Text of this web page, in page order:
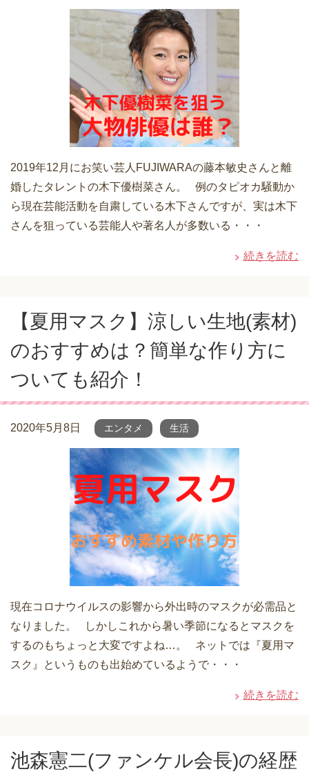
2019年12月にお笑い芸人FUJIWARAの藤本敏史さんと離
婚したタレントの木下優樹菜さん。 例のタピオカ騒動か
ら現在芸能活動を自粛している木下さんですが、実は木下
さんを狙っている芸能人や著名人が多数いる・・・
続きを読む
【夏用マスク】涼しい生地(素材)
のおすすめは？簡単な作り方に
ついても紹介！
2020年5月8日 エンタメ 生活
現在コロナウイルスの影響から外出時のマスクが必需品と
なりました。 しかしこれから暑い季節になるとマスクを
するのもちょっと大変ですよね…。 ネットでは『夏用マ
スク』というものも出始めているようで・・・
続きを読む
池森憲二(ファンケル会長)の経歴